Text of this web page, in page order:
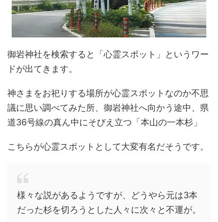
御岩神社を検索すると「心霊スポット」というワー
ドが出てきます。
神さまをお祀りする場所が心霊スポットなのか不思
議に思い調べてみた所、御岩神社へ向かう途中、県
道36号線の真ん中にそびえ立つ「本山の一本杉」
こちらが心霊スポットとして大変有名だそうです。
様々な説があるようですが、どうやら元は3本
だった杉を切ろうとした人々に次々と不運が。